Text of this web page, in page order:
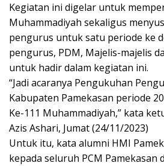
Kegiatan ini digelar untuk
Muhammadiyah sekaligus
pengurus untuk satu periode ke
pengurus, PDM, Majelis-majelis
untuk hadir dalam kegiatan ini.
“Jadi acaranya Pengukuhan
Kabupaten Pamekasan periode
Ke-111 Muhammadiyah,” kata
Azis Ashari, Jumat (24/11/2023)
Untuk itu, kata alumni HMI
kepada seluruh PCM Pamekasan